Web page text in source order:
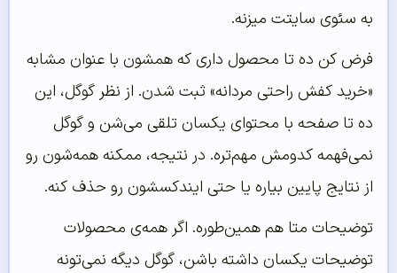
به سئوی سایتت میزنه.
فرض کن ده تا محصول داری که همشون با عنوان مشابه
«خرید کفش راحتی مردانه» ثبت شدن. از نظر گوگل، این
ده تا صفحه با محتوای یکسان تلقی می‌شن و گوگل
نمی‌فهمه کدومش مهم‌تره. در نتیجه، ممکنه همه‌شون رو
از نتایج پایین بیاره یا حتی ایندکسشون رو حذف کنه.
توضیحات متا هم همین‌طوره. اگر همه‌ی محصولات
توضیحات یکسان داشته باشن، گوگل دیگه نمی‌تونه